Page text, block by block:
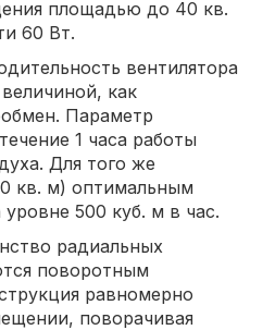
площадью до 40 кв.
60 Вт.
вентилятора
как
Параметр
1 часа работы
Для того же
кв. м) оптимальным
500 куб. м в час.
радиальных
поворотным
равномерно
поворачивая